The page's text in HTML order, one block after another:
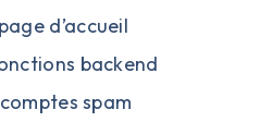
d’accueil
backend
spam